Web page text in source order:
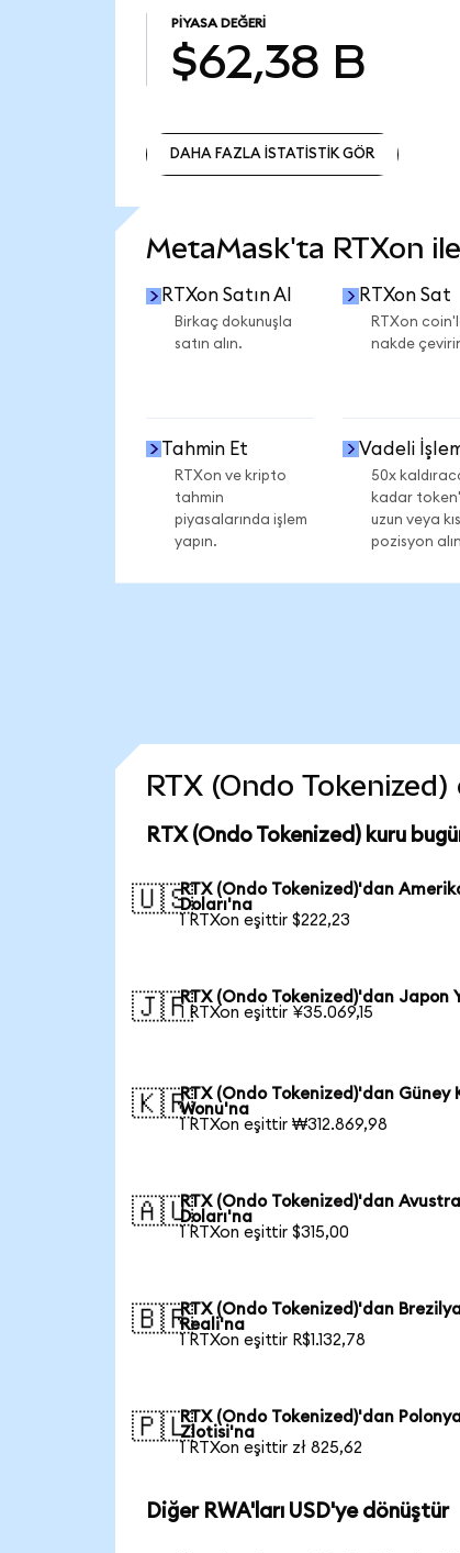
PIYASA DEĞERI
$62,38 B
DAHA FAZLA İSTATİSTİK GÖR
MetaMask'ta RTXon ile
RTXon Satın Al
Birkaç dokunuşla
satın alın.
RTXon Sat
RTXon
nakde
Tahmin Et
RTXon ve kripto
tahmin
piyasalarında işlem
yapın.
Vadeli
50x
kadar
uzun veya
pozisyon
RTX (Ondo
RTX (Ondo Tokenized) kuru
🇺🇸RTX (Ondo Tokenized)'dan
Doları'na
1 RTXon eşittir $222,23
🇯🇵RTX (Ondo Tokenized)'dan Japon
1 RTXon eşittir ¥35.069,15
🇰🇷RTX (Ondo Tokenized)'dan Güney
Wonu'na
1 RTXon eşittir ₩312.869,98
🇦🇺RTX (Ondo Tokenized)'dan
Doları'na
1 RTXon eşittir $315,00
🇧🇷RTX (Ondo Tokenized)'dan
Reali'na
1 RTXon eşittir R$1.132,78
🇵🇱RTX (Ondo Tokenized)'dan
Zlotisi'na
1 RTXon eşittir zł 825,62
Diğer RWA'ları USD'ye dönüştür